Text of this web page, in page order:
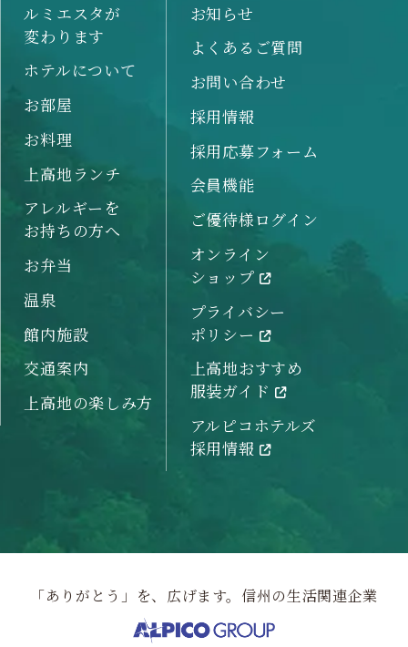
ルミエスタが
変わります
ホテルについて
お部屋
お料理
上高地ランチ
アレルギーを
お持ちの方へ
お弁当
温泉
館内施設
交通案内
上高地の楽しみ方
お知らせ
よくあるご質問
お問い合わせ
採用情報
採用応募フォーム
会員機能
ご優待様ログイン
オンライン
ショップ
プライバシー
ポリシー
上高地おすすめ
服装ガイド
アルピコホテルズ
採用情報
「ありがとう」を、広げます。信州の生活関連企業